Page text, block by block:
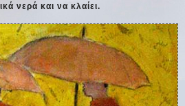
νερά και να κλαίει.